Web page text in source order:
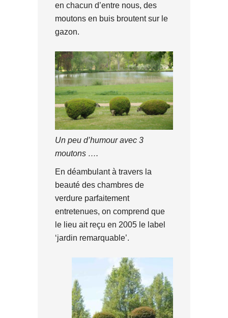
en chacun d’entre nous, des
moutons en buis broutent sur le
gazon.
Un peu d’humour avec 3
moutons ….
En déambulant à travers la
beauté des chambres de
verdure parfaitement
entretenues, on comprend que
le lieu ait reçu en 2005 le label
‘jardin remarquable’.